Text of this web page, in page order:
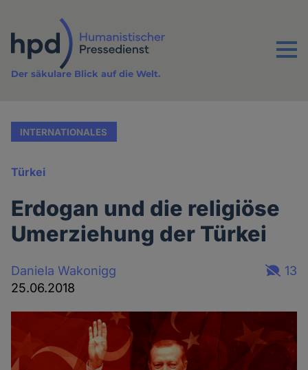
Inhalt
Menu
Der säkulare Blick auf die Welt.
INTERNATIONALES
Türkei
Erdogan und die religiöse
Umerziehung der Türkei
Daniela Wakonigg
25.06.2018
13